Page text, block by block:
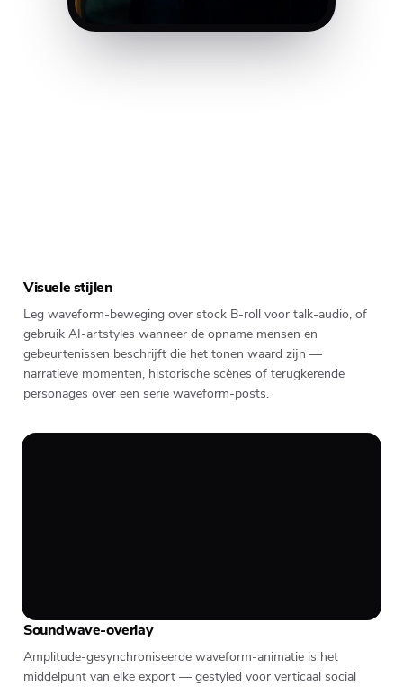
Visuele stijlen
Leg waveform-beweging over stock B-roll voor talk-audio, of
gebruik AI-artstyles wanneer de opname mensen en
gebeurtenissen beschrijft die het tonen waard zijn —
narratieve momenten, historische scènes of terugkerende
personages over een serie waveform-posts.
Soundwave-overlay
Amplitude-gesynchroniseerde waveform-animatie is het
middelpunt van elke export — gestyled voor verticaal social